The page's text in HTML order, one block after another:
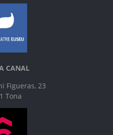
CANAL
Figueras, 23
Tona